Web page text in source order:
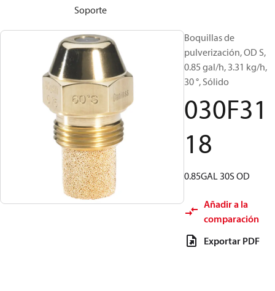
Soporte
Boquillas de
pulverización, OD S,
0.85 gal/h, 3.31 kg/h,
30 °, Sólido
030F31
18
0.85GAL 30S OD
Añadir a la
comparación
Exportar PDF